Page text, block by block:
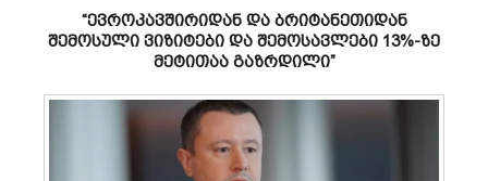
“ევროკავშირიდან და ბრიტანეთიდან
შემოსული ვიზიტები და შემოსავლები 13%-ზე
მეტითაა გაზრდილი”